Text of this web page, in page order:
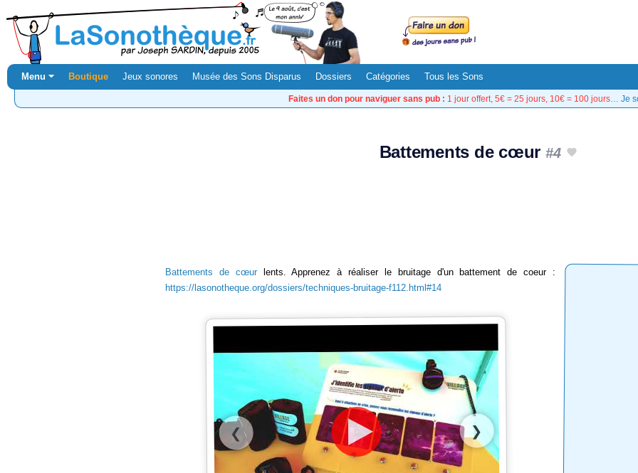
Menu ⏷ Boutique Jeux sonores Musée des Sons Disparus Dossiers Catégories Tous les Sons
Faites un don pour naviguer sans pub : 1 jour offert, 5€ = 25 jours, 10€ = 100 jours… Je
Battements de cœur #4
Battements de cœurlents. Apprenez à réaliser le bruitage d'un battement de coeur :
https://lasonotheque.org/dossiers/techniques-bruitage-f112.html#14
❮ ❯